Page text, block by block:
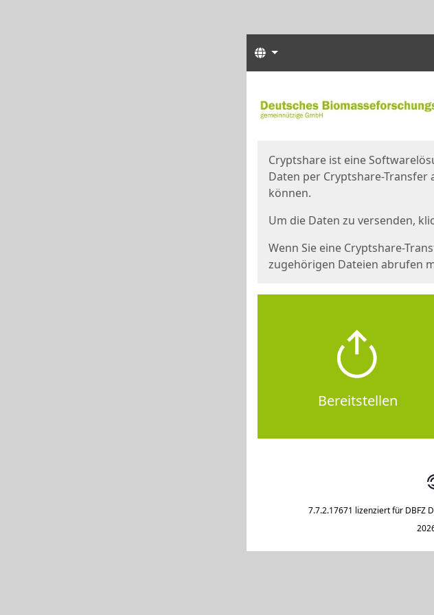
Sprachen
Cryptshare ist eine
Daten per Cryptshare-
können.
Um die Daten zu versenden,
Wenn Sie eine Cryptshare-
zugehörigen Dateien abrufen
Bereitstellen
7.7.2.17671 lizenziert für DBFZ